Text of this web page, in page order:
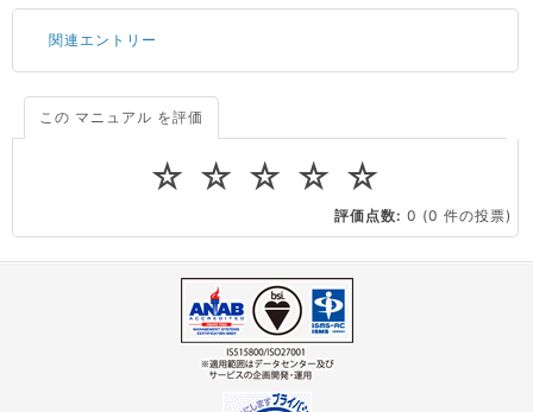
関連エントリー
ドメインの種類と取得手順
PuTTY のインストール方法
この マニュアル を評価
☆
☆
☆
☆
☆
評価点数: 0 (0 件の投票)